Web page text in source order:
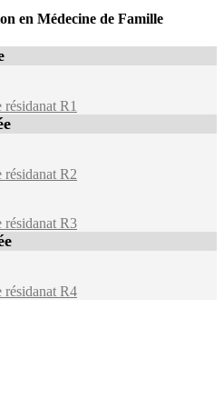
en Médecine de Famille
résidanat R1
résidanat R2
résidanat R3
résidanat R4